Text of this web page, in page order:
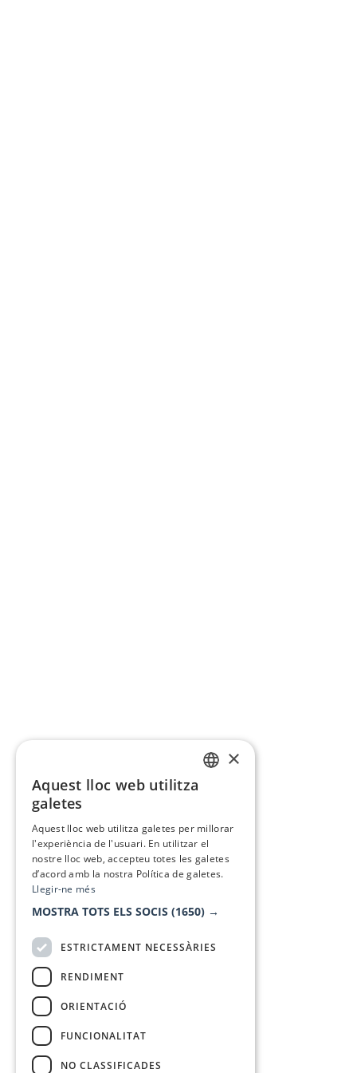
×
Aquest lloc web utilitza
galetes
Aquest lloc web utilitza galetes per millorar
l'experiència de l'usuari. En utilitzar el
nostre lloc web, accepteu totes les galetes
d’acord amb la nostra Política de galetes.
Llegir-ne més
MOSTRA TOTS ELS SOCIS (1650) →
ESTRICTAMENT NECESSÀRIES
RENDIMENT
ORIENTACIÓ
FUNCIONALITAT
NO CLASSIFICADES